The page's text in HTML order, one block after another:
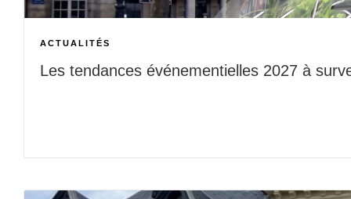
ACTUALITÉS
Les tendances événementielles 2027 à